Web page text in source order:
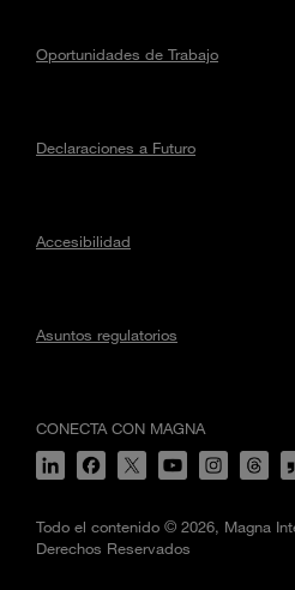
Oportunidades de Trabajo
Declaraciones a Futuro
Accesibilidad
Asuntos regulatorios
CONECTA CON MAGNA
Todo el contenido © 2026, Magna
Derechos Reservados